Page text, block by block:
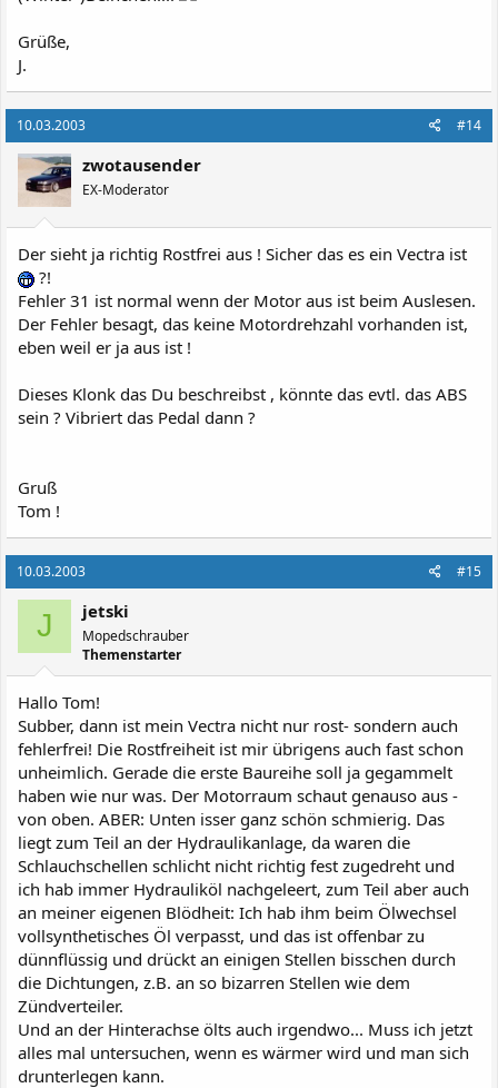
Grüße,
J.
10.03.2003 #14
zwotausender
EX-Moderator
Der sieht ja richtig Rostfrei aus ! Sicher das es ein Vectra ist
?!
Fehler 31 ist normal wenn der Motor aus ist beim Auslesen.
Der Fehler besagt, das keine Motordrehzahl vorhanden ist,
eben weil er ja aus ist !
Dieses Klonk das Du beschreibst , könnte das evtl. das ABS
sein ? Vibriert das Pedal dann ?
Gruß
Tom !
10.03.2003 #15
J jetski
Mopedschrauber
Themenstarter
Hallo Tom!
Subber, dann ist mein Vectra nicht nur rost- sondern auch
fehlerfrei! Die Rostfreiheit ist mir übrigens auch fast schon
unheimlich. Gerade die erste Baureihe soll ja gegammelt
haben wie nur was. Der Motorraum schaut genauso aus -
von oben. ABER: Unten isser ganz schön schmierig. Das
liegt zum Teil an der Hydraulikanlage, da waren die
Schlauchschellen schlicht nicht richtig fest zugedreht und
ich hab immer Hydrauliköl nachgeleert, zum Teil aber auch
an meiner eigenen Blödheit: Ich hab ihm beim Ölwechsel
vollsynthetisches Öl verpasst, und das ist offenbar zu
dünnflüssig und drückt an einigen Stellen bisschen durch
die Dichtungen, z.B. an so bizarren Stellen wie dem
Zündverteiler.
Und an der Hinterachse ölts auch irgendwo... Muss ich jetzt
alles mal untersuchen, wenn es wärmer wird und man sich
drunterlegen kann.